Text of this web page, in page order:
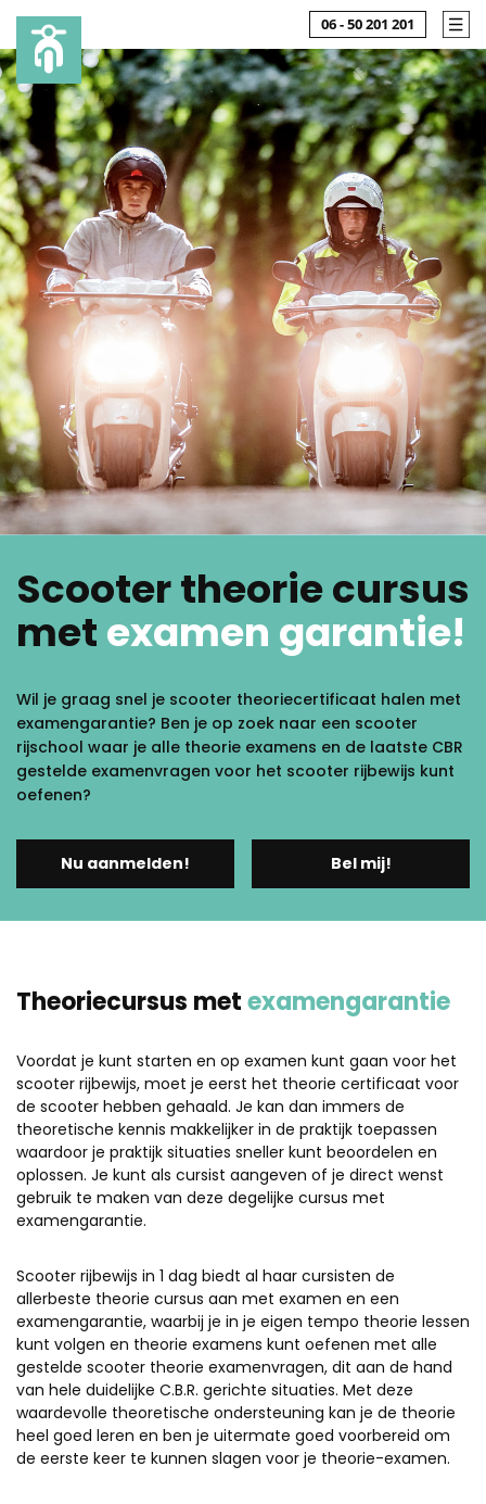
06 - 50 201 201
Scooter theorie cursus
metexamen garantie!
Wil je graag snel je scooter theoriecertificaat halen met
examengarantie? Ben je op zoek naar een scooter
rijschool waar je alle theorie examens en de laatste CBR
gestelde examenvragen voor het scooter rijbewijs kunt
oefenen?
Nu aanmelden! Bel mij!
Theoriecursus metexamengarantie
Voordat je kunt starten en op examen kunt gaan voor het
scooter rijbewijs, moet je eerst het theorie certificaat voor
de scooter hebben gehaald. Je kan dan immers de
theoretische kennis makkelijker in de praktijk toepassen
waardoor je praktijk situaties sneller kunt beoordelen en
oplossen. Je kunt als cursist aangeven of je direct wenst
gebruik te maken van deze degelijke cursus met
examengarantie.
Scooter rijbewijs in 1 dag biedt al haar cursisten de
allerbeste theorie cursus aan met examen en een
examengarantie, waarbij je in je eigen tempo theorie lessen
kunt volgen en theorie examens kunt oefenen met alle
gestelde scooter theorie examenvragen, dit aan de hand
van hele duidelijke C.B.R. gerichte situaties. Met deze
waardevolle theoretische ondersteuning kan je de theorie
heel goed leren en ben je uitermate goed voorbereid om
de eerste keer te kunnen slagen voor je theorie-examen.